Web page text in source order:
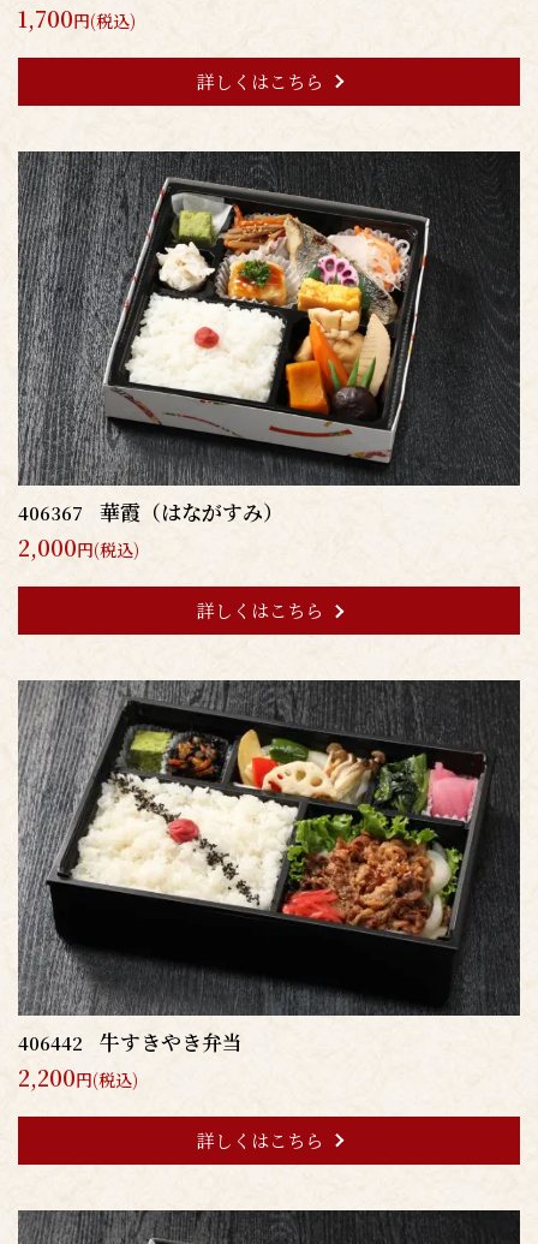
1,700円(税込)
詳しくはこちら
406367 華霞（はながすみ）
2,000円(税込)
詳しくはこちら
406442 牛すきやき弁当
2,200円(税込)
詳しくはこちら